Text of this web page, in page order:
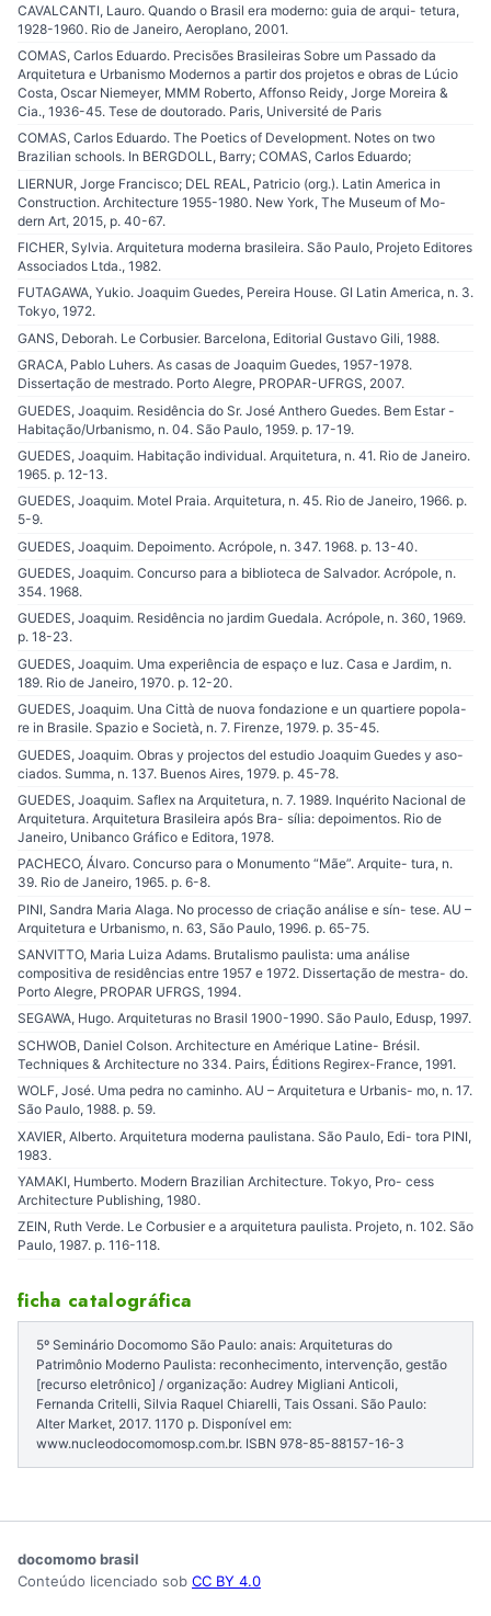
CAVALCANTI, Lauro. Quando o Brasil era moderno: guia de arqui- tetura,
1928-1960. Rio de Janeiro, Aeroplano, 2001.
COMAS, Carlos Eduardo. Precisões Brasileiras Sobre um Passado da
Arquitetura e Urbanismo Modernos a partir dos projetos e obras de Lúcio
Costa, Oscar Niemeyer, MMM Roberto, Affonso Reidy, Jorge Moreira &
Cia., 1936-45. Tese de doutorado. Paris, Université de Paris
COMAS, Carlos Eduardo. The Poetics of Development. Notes on two
Brazilian schools. In BERGDOLL, Barry; COMAS, Carlos Eduardo;
LIERNUR, Jorge Francisco; DEL REAL, Patricio (org.). Latin America in
Construction. Architecture 1955-1980. New York, The Museum of Mo-
dern Art, 2015, p. 40-67.
FICHER, Sylvia. Arquitetura moderna brasileira. São Paulo, Projeto Editores
Associados Ltda., 1982.
FUTAGAWA, Yukio. Joaquim Guedes, Pereira House. GI Latin America, n. 3.
Tokyo, 1972.
GANS, Deborah. Le Corbusier. Barcelona, Editorial Gustavo Gili, 1988.
GRACA, Pablo Luhers. As casas de Joaquim Guedes, 1957-1978.
Dissertação de mestrado. Porto Alegre, PROPAR-UFRGS, 2007.
GUEDES, Joaquim. Residência do Sr. José Anthero Guedes. Bem Estar -
Habitação/Urbanismo, n. 04. São Paulo, 1959. p. 17-19.
GUEDES, Joaquim. Habitação individual. Arquitetura, n. 41. Rio de Janeiro.
1965. p. 12-13.
GUEDES, Joaquim. Motel Praia. Arquitetura, n. 45. Rio de Janeiro, 1966. p.
5-9.
GUEDES, Joaquim. Depoimento. Acrópole, n. 347. 1968. p. 13-40.
GUEDES, Joaquim. Concurso para a biblioteca de Salvador. Acrópole, n.
354. 1968.
GUEDES, Joaquim. Residência no jardim Guedala. Acrópole, n. 360, 1969.
p. 18-23.
GUEDES, Joaquim. Uma experiência de espaço e luz. Casa e Jardim, n.
189. Rio de Janeiro, 1970. p. 12-20.
GUEDES, Joaquim. Una Città de nuova fondazione e un quartiere popola-
re in Brasile. Spazio e Società, n. 7. Firenze, 1979. p. 35-45.
GUEDES, Joaquim. Obras y projectos del estudio Joaquim Guedes y aso-
ciados. Summa, n. 137. Buenos Aires, 1979. p. 45-78.
GUEDES, Joaquim. Saflex na Arquitetura, n. 7. 1989. Inquérito Nacional de
Arquitetura. Arquitetura Brasileira após Bra- sília: depoimentos. Rio de
Janeiro, Unibanco Gráfico e Editora, 1978.
PACHECO, Álvaro. Concurso para o Monumento “Mãe”. Arquite- tura, n.
39. Rio de Janeiro, 1965. p. 6-8.
PINI, Sandra Maria Alaga. No processo de criação análise e sín- tese. AU –
Arquitetura e Urbanismo, n. 63, São Paulo, 1996. p. 65-75.
SANVITTO, Maria Luiza Adams. Brutalismo paulista: uma análise
compositiva de residências entre 1957 e 1972. Dissertação de mestra- do.
Porto Alegre, PROPAR UFRGS, 1994.
SEGAWA, Hugo. Arquiteturas no Brasil 1900-1990. São Paulo, Edusp, 1997.
SCHWOB, Daniel Colson. Architecture en Amérique Latine- Brésil.
Techniques & Architecture no 334. Pairs, Éditions Regirex-France, 1991.
WOLF, José. Uma pedra no caminho. AU – Arquitetura e Urbanis- mo, n. 17.
São Paulo, 1988. p. 59.
XAVIER, Alberto. Arquitetura moderna paulistana. São Paulo, Edi- tora PINI,
1983.
YAMAKI, Humberto. Modern Brazilian Architecture. Tokyo, Pro- cess
Architecture Publishing, 1980.
ZEIN, Ruth Verde. Le Corbusier e a arquitetura paulista. Projeto, n. 102. São
Paulo, 1987. p. 116-118.
ficha catalográfica
5º Seminário Docomomo São Paulo: anais: Arquiteturas do
Patrimônio Moderno Paulista: reconhecimento, intervenção, gestão
[recurso eletrônico] / organização: Audrey Migliani Anticoli,
Fernanda Critelli, Silvia Raquel Chiarelli, Tais Ossani. São Paulo:
Alter Market, 2017. 1170 p. Disponível em:
www.nucleodocomomosp.com.br. ISBN 978-85-88157-16-3
docomomo brasil
Conteúdo licenciado sob CC BY 4.0